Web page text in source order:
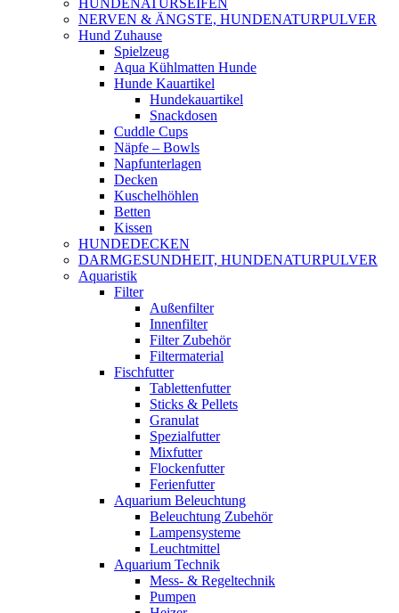
HUNDENATURSEIFEN
NERVEN & ÄNGSTE, HUNDENATURPULVER
Hund Zuhause
Spielzeug
Aqua Kühlmatten Hunde
Hunde Kauartikel
Hundekauartikel
Snackdosen
Cuddle Cups
Näpfe – Bowls
Napfunterlagen
Decken
Kuschelhöhlen
Betten
Kissen
HUNDEDECKEN
DARMGESUNDHEIT, HUNDENATURPULVER
Aquaristik
Filter
Außenfilter
Innenfilter
Filter Zubehör
Filtermaterial
Fischfutter
Tablettenfutter
Sticks & Pellets
Granulat
Spezialfutter
Mixfutter
Flockenfutter
Ferienfutter
Aquarium Beleuchtung
Beleuchtung Zubehör
Lampensysteme
Leuchtmittel
Aquarium Technik
Mess- & Regeltechnik
Pumpen